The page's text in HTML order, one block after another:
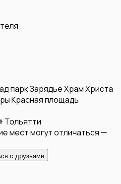
парк ЗарядьеХрам Христа
Красная площадь
Тольятти
мест могут отличаться —
с друзьями